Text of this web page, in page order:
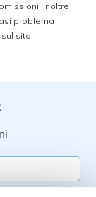
Inoltre
problema
sito